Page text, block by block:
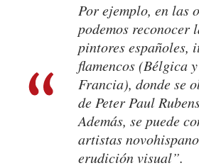
Por ejemplo, en las
podemos reconocer
pintores españoles,
flamencos (Bélgica
Francia), donde se
de Peter Paul
Además, se puede
artistas
erudición visual”.